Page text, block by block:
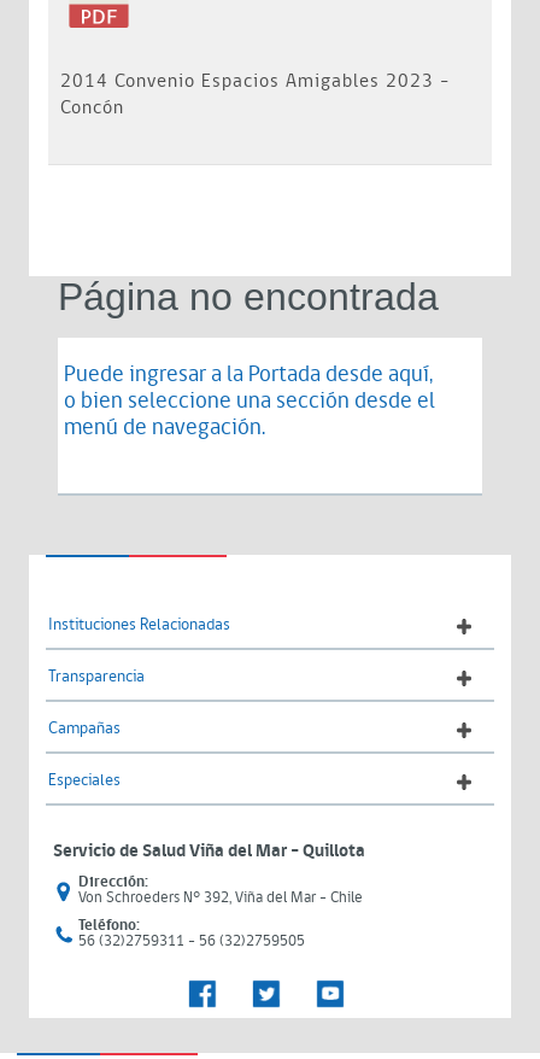
2014 Convenio Espacios Amigables 2023 -
Concón
Página no encontrada
Puede ingresar a la Portada desde aquí,
o bien seleccione una sección desde el
menú de navegación.
Instituciones Relacionadas
Transparencia
Campañas
Especiales
Servicio de Salud Viña del Mar – Quillota
Dirección:
Von Schroeders N° 392, Viña del Mar - Chile
Teléfono:
56 (32)2759311 - 56 (32)2759505